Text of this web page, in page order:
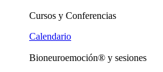
Cursos y Conferencias
Calendario
Bioneuroemoción® y sesiones